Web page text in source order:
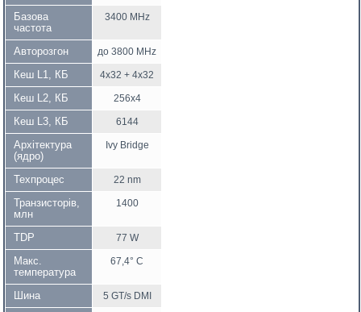
Базова
частота
3400 MHz
Авторозгон до 3800 MHz
Кеш L1, КБ 4x32 + 4x32
Кеш L2, КБ 256x4
Кеш L3, КБ 6144
Архітектура
(ядро)
Ivy Bridge
Техпроцес 22 nm
Транзисторів,
млн
1400
TDP 77 W
Макс.
температура
67,4° C
Шина 5 GT/s DMI